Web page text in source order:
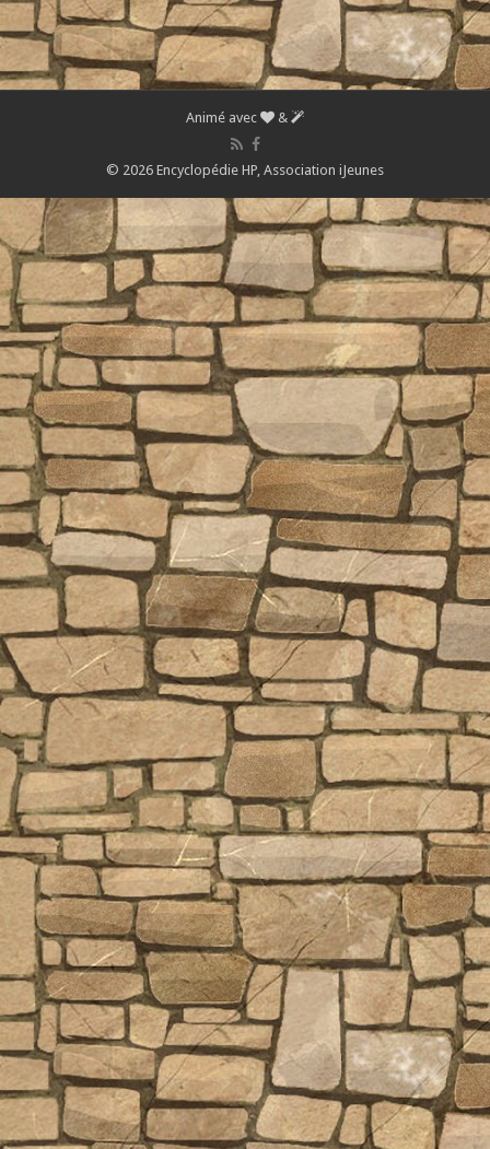
Animé avec &
© 2026 Encyclopédie HP, Association iJeunes